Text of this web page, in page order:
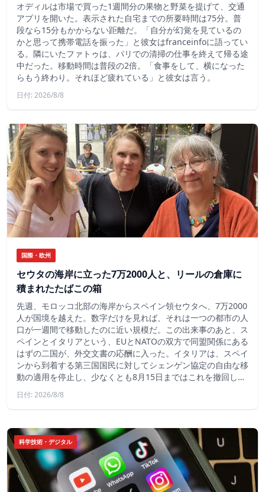
オディルは市場で買った1週間分の果物と野菜を提げて、交通
アプリを開いた。表示された自宅までの所要時間は75分。普
段なら15分もかからない距離だ。「自分が幻覚を見ているの
かと思って携帯電話を振った」と彼女はfranceinfoに語ってい
る。隣にいたファトゥは、パリでの清掃の仕事を終えて帰る途
中だった。移動時間は普段の2倍。「食事をして、横になった
らもう終わり。それほど疲れている」と彼女は言う。
日付: 2026/8/8
国際・欧州
セウタの海岸に立った7万2000人と、リールの倉庫に
積まれたたばこの箱
先週、モロッコ北部の海岸からスペイン領セウタへ、7万2000
人が国境を越えた。数字だけを見れば、それは一つの都市の人
口が一週間で移動したのに近い規模だ。この出来事のあと、ス
ペインとイタリアという、EUとNATOの双方で同盟関係にある
はずの二国が、外交文書の応酬に入った。イタリアは、スペイ
ンから到着する第三国国民に対してシェンゲン協定の自由な移
動の適用を停止し、少なくとも8月15日まではこれを撤回し…
日付: 2026/8/8
科学技術・デジタル